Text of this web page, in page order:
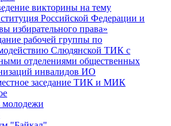
викторины на тему
Российской Федерации и
избирательного права»
рабочей группы по
Слюдянской ТИК с
отделениями общественных
инвалидов ИО
заседание ТИК и МИК
молодежи